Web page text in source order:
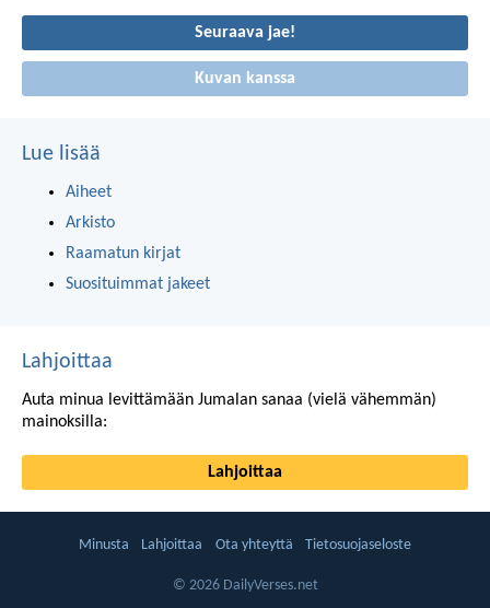
Seuraava jae!
Kuvan kanssa
Lue lisää
Aiheet
Arkisto
Raamatun kirjat
Suosituimmat jakeet
Lahjoittaa
Auta minua levittämään Jumalan sanaa (vielä vähemmän)
mainoksilla:
Lahjoittaa
Minusta Lahjoittaa Ota yhteyttä Tietosuojaseloste
© 2026 DailyVerses.net